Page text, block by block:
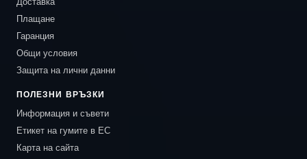
Плащане
Гаранция
Общи условия
Защита на лични данни
ПОЛЕЗНИ ВРЪЗКИ
Информация и съвети
Етикет на гумите в ЕС
Карта на сайта